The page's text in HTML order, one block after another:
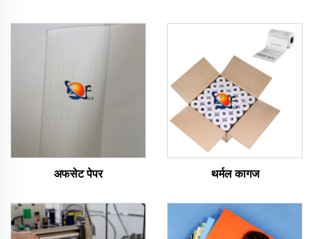
अफसेट पेपर थर्मल कागज